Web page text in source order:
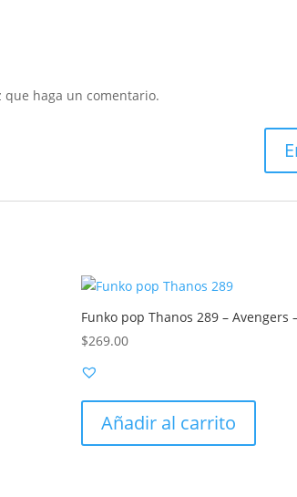
haga un comentario.
Funko pop Thanos 289 – Avengers
$269.00
Añadir al carrito